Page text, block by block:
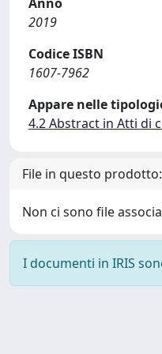
2019
Codice ISBN
1607-7962
Appare nelle
4.2 Abstract in Atti di
File in questo prodotto:
Non ci sono file
I documenti in IRIS